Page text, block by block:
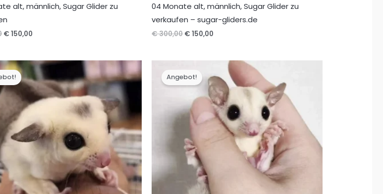
alt, männlich, Sugar Glider zu
Ursprünglicher
€ 300,00
€ 150,00
€ 150,00.
04 Monate alt, männlich, Sugar Glider zu
verkaufen – sugar-gliders.de
€300,00 Ursprünglicher
€ 300,00
€ 150,00
€ 150,00.
Angebot!